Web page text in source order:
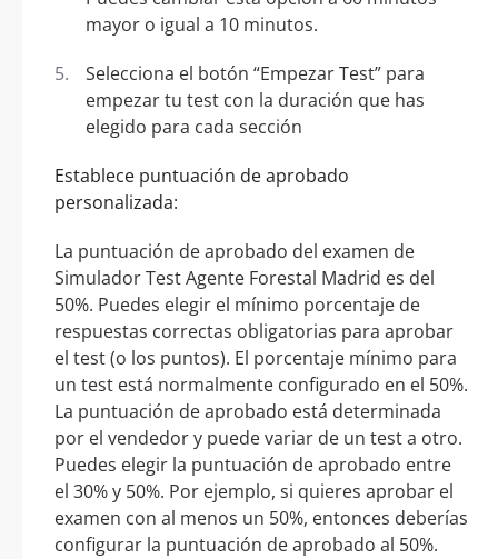
mayor o igual a 10 minutos.
Selecciona el botón “Empezar Test” para
empezar tu test con la duración que has
elegido para cada sección
Establece puntuación de aprobado
personalizada:
La puntuación de aprobado del examen de
Simulador Test Agente Forestal Madrid es del
50%. Puedes elegir el mínimo porcentaje de
respuestas correctas obligatorias para aprobar
el test (o los puntos). El porcentaje mínimo para
un test está normalmente configurado en el 50%.
La puntuación de aprobado está determinada
por el vendedor y puede variar de un test a otro.
Puedes elegir la puntuación de aprobado entre
el 30% y 50%. Por ejemplo, si quieres aprobar el
examen con al menos un 50%, entonces deberías
configurar la puntuación de aprobado al 50%.